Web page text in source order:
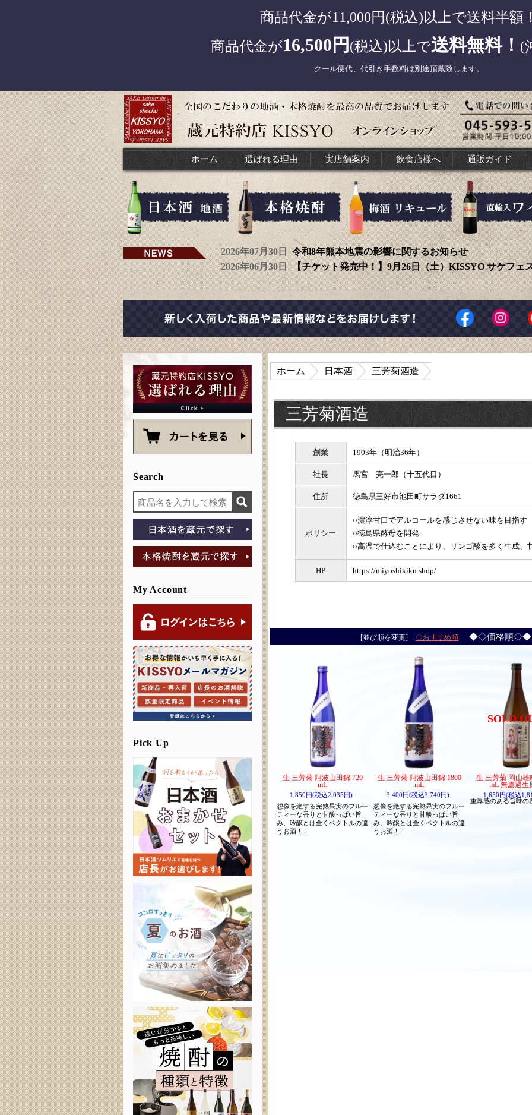
商品代金が11,000円(税込)以上で送料半額
商品代金が16,500円 (税込)以上で送料無料！ (
クール便代、代引き手数料は別途頂戴致します。
ホーム 選ばれる理由 実店舗案内 飲食店様へ 通販ガイド
2026年07月30日令和8年熊本地震の影響に関するお知らせ
2026年06月30日【チケット発売中！】9月26日（土）KISSYO サケフェ
Search
My Account
Pick Up
ホーム 日本酒 三芳菊酒造
三芳菊酒造
創業 1903年（明治36年）
社長 馬宮 亮一郎（十五代目）
住所 徳島県三好市池田町サラダ1661
ポリシー
○濃淳甘口でアルコールを感じさせない味を目指す
○徳島県酵母を開発
○高温で仕込むことにより、リンゴ酸を多く生成、
HP https://miyoshikiku.shop/
[並び順を変更] ◇おすすめ順 ◆◇価格順
生 三芳菊 阿波山田錦 720
mL
1,850円(税込2,035円)
想像を絶する完熟果実のフルー
ティーな香りと甘酸っぱい旨
み、吟醸とは全くベクトルの違
うお酒！！
生 三芳菊 阿波山田錦 1800
mL
3,400円(税込3,740円)
想像を絶する完熟果実のフルー
ティーな香りと甘酸っぱい旨
み、吟醸とは全くベクトルの違
うお酒！！
生 三芳菊 岡山雄
mL 無濾過生
1,650円(税込
SOLD
重厚感のある旨味の